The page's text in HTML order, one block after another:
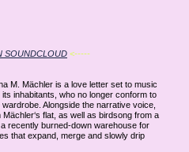
SOUNDCLOUD <-----
M. Mächler is a love letter set to music
inhabitants, who no longer conform to
Alongside the narrative voice,
flat, as well as birdsong from a
recently burned-down warehouse for
that expand, merge and slowly drip